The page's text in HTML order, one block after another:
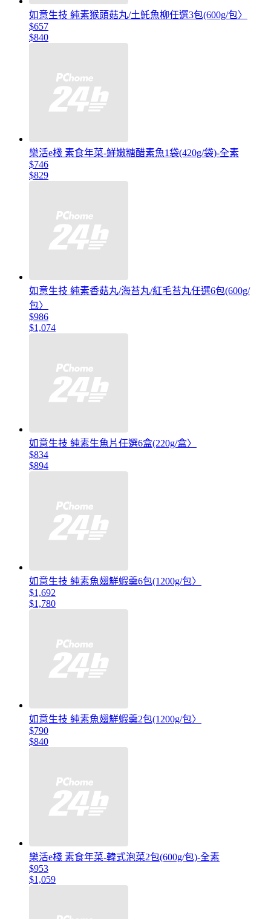
如意生技 純素猴頭菇丸/土魠魚柳任選3包(600g/包〉
$657
$840
樂活e棧 素食年菜-鮮嫩糖醋素魚1袋(420g/袋)-全素
$746
$829
如意生技 純素香菇丸/海苔丸/紅毛苔丸任選6包(600g/
包〉
$986
$1,074
如意生技 純素生魚片任選6盒(220g/盒〉
$834
$894
如意生技 純素魚翅鮮蝦羹6包(1200g/包〉
$1,692
$1,780
如意生技 純素魚翅鮮蝦羹2包(1200g/包〉
$790
$840
樂活e棧 素食年菜-韓式泡菜2包(600g/包)-全素
$953
$1,059